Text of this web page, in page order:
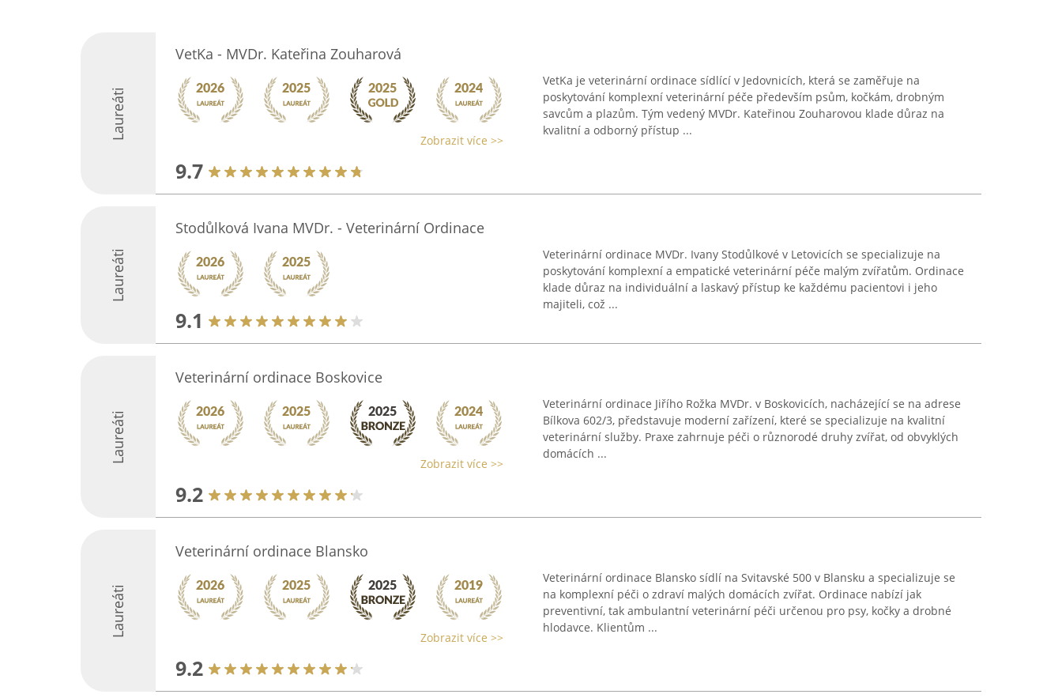
Laureáti
VetKa - MVDr. Kateřina Zouharová
Zobrazit více >>
9.7
VetKa je veterinární ordinace sídlící v Jedovnicích, která se zaměřuje na
poskytování komplexní veterinární péče především psům, kočkám, drobným
savcům a plazům. Tým vedený MVDr. Kateřinou Zouharovou klade důraz na
kvalitní a odborný přístup ...
Laureáti
Stodůlková Ivana MVDr. - Veterinární Ordinace
9.1
Veterinární ordinace MVDr. Ivany Stodůlkové v Letovicích se specializuje na
poskytování komplexní a empatické veterinární péče malým zvířatům. Ordinace
klade důraz na individuální a laskavý přístup ke každému pacientovi i jeho
majiteli, což ...
Laureáti
Veterinární ordinace Boskovice
Zobrazit více >>
9.2
Veterinární ordinace Jiřího Rožka MVDr. v Boskovicích, nacházející se na adrese
Bílkova 602/3, představuje moderní zařízení, které se specializuje na kvalitní
veterinární služby. Praxe zahrnuje péči o různorodé druhy zvířat, od obvyklých
domácích ...
Laureáti
Veterinární ordinace Blansko
Zobrazit více >>
9.2
Veterinární ordinace Blansko sídlí na Svitavské 500 v Blansku a specializuje se
na komplexní péči o zdraví malých domácích zvířat. Ordinace nabízí jak
preventivní, tak ambulantní veterinární péči určenou pro psy, kočky a drobné
hlodavce. Klientům ...